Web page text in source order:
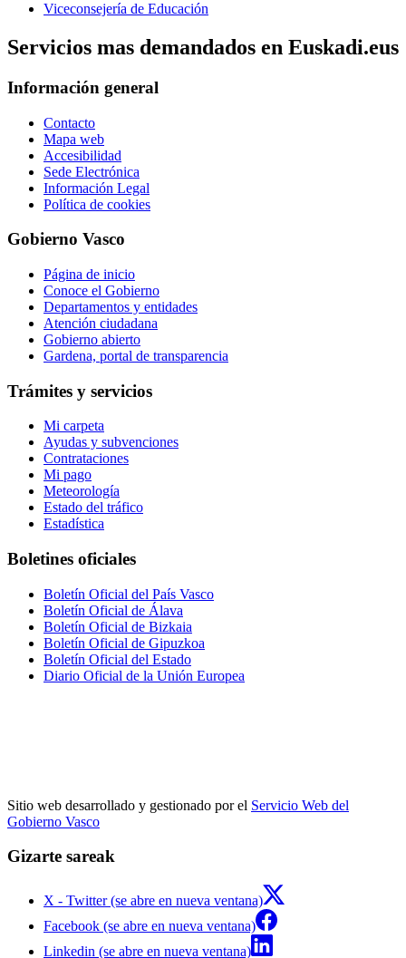
Viceconsejería de Educación
Servicios mas demandados en Euskadi.eus
Información general
Contacto
Mapa web
Accesibilidad
Sede Electrónica
Información Legal
Política de cookies
Gobierno Vasco
Página de inicio
Conoce el Gobierno
Departamentos y entidades
Atención ciudadana
Gobierno abierto
Gardena, portal de transparencia
Trámites y servicios
Mi carpeta
Ayudas y subvenciones
Contrataciones
Mi pago
Meteorología
Estado del tráfico
Estadística
Boletines oficiales
Boletín Oficial del País Vasco
Boletín Oficial de Álava
Boletín Oficial de Bizkaia
Boletín Oficial de Gipuzkoa
Boletín Oficial del Estado
Diario Oficial de la Unión Europea
Sitio web desarrollado y gestionado por el Servicio Web del
Gobierno Vasco
Gizarte sareak
X - Twitter (se abre en nueva ventana)
Facebook (se abre en nueva ventana)
Linkedin (se abre en nueva ventana)